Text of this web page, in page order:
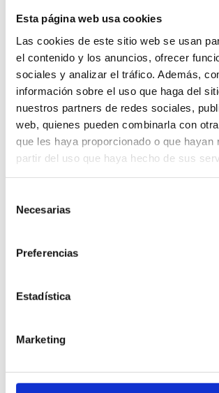
Esta página web usa cookies
Las cookies de este sitio web se usan
el contenido y los anuncios, ofrecer
sociales y analizar el tráfico. Además,
información sobre el uso que haga del
nuestros partners de redes sociales,
web, quienes pueden combinarla con
que les haya proporcionado o que hayan
partir del uso que haya hecho de sus
Necesarias
Preferencias
Estadística
Marketing
Jabones
Ecológicos
de
Azahar
en
Bolsa
Algodón
cantidad
Comprar
Precio Total: 115€
¿Necesitas saber más sobre los
Saber más sobre los envíos
Hacer tu pedido es